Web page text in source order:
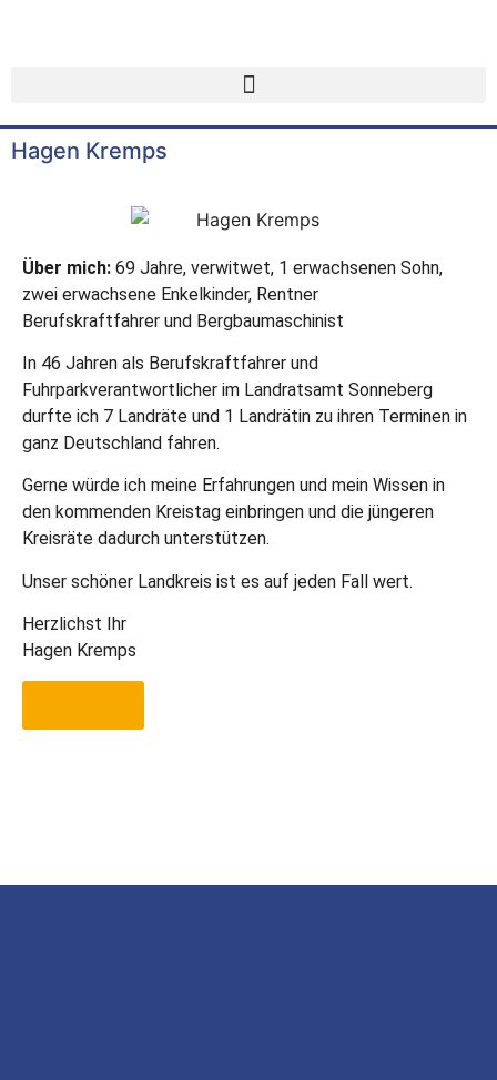
Hagen Kremps
Über mich: 69 Jahre, verwitwet, 1 erwachsenen Sohn,
zwei erwachsene Enkelkinder, Rentner
Berufskraftfahrer und Bergbaumaschinist
In 46 Jahren als Berufskraftfahrer und
Fuhrparkverantwortlicher im Landratsamt Sonneberg
durfte ich 7 Landräte und 1 Landrätin zu ihren Terminen in
ganz Deutschland fahren.
Gerne würde ich meine Erfahrungen und mein Wissen in
den kommenden Kreistag einbringen und die jüngeren
Kreisräte dadurch unterstützen.
Unser schöner Landkreis ist es auf jeden Fall wert.
Herzlichst Ihr
Hagen Kremps